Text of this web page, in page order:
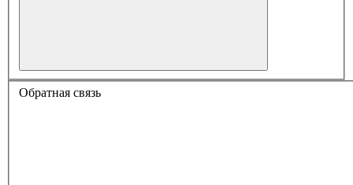
Обратная связь